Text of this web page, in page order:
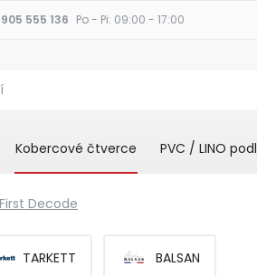
555 136 Po - Pi: 09:00 - 17:00
Kobercové čtverce PVC / LINO
First Decode
TARKETT BALSAN